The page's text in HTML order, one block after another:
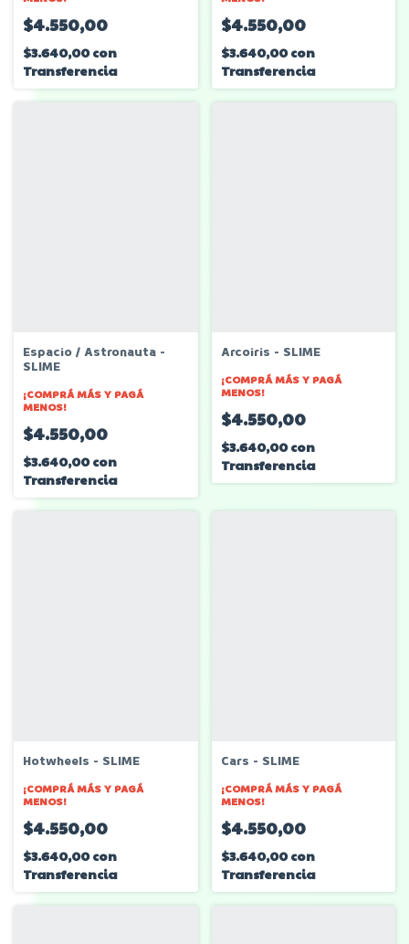
$4.550,00
$3.640,00con
Transferencia
$4.550,00
$3.640,00con
Transferencia
Espacio / Astronauta -
SLIME
¡COMPRÁ MÁS Y PAGÁ
MENOS!
$4.550,00
$3.640,00con
Transferencia
Arcoiris - SLIME
¡COMPRÁ MÁS Y PAGÁ
MENOS!
$4.550,00
$3.640,00con
Transferencia
Hotwheels - SLIME
¡COMPRÁ MÁS Y PAGÁ
MENOS!
$4.550,00
$3.640,00con
Transferencia
Cars - SLIME
¡COMPRÁ MÁS Y PAGÁ
MENOS!
$4.550,00
$3.640,00con
Transferencia